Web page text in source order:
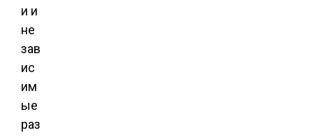
и и
не
зав
ис
им
ые
раз